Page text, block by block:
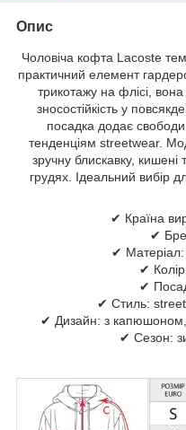
Опис
Чоловіча кофта Lacoste
практичний елемент
трикотажу на флісі,
зносостійкість у
посадка додає свободи
тенденціям streetwear.
зручну блискавку,
грудях. Ідеальний вибір
✔ Країна
✔
✔ Матеріал:
✔
✔
✔ Стиль:
✔ Дизайн: з капюшоном,
✔ Сезон: